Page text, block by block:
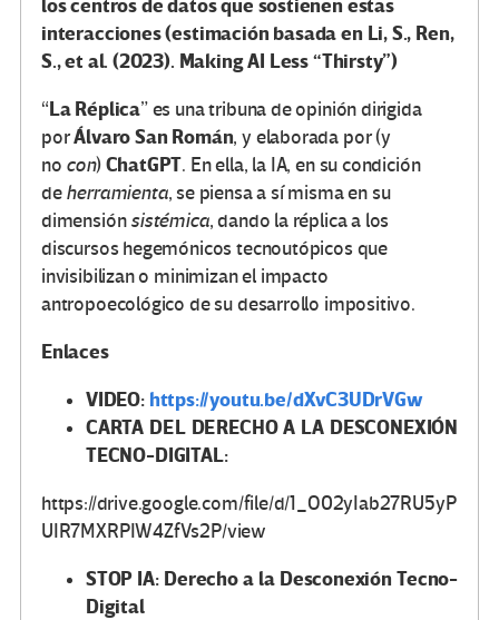
los centros de datos que sostienen estas
interacciones (estimación basada en Li, S., Ren,
S., et al. (2023). Making AI Less “Thirsty”)
“La Réplica” es una tribuna de opinión dirigida
porÁlvaro San Román, y elaborada por (y
no con)ChatGPT. En ella, la IA, en su condición
deherramienta, se piensa a sí misma en su
dimensiónsistémica, dando la réplica a los
discursos hegemónicos tecnoutópicos que
invisibilizan o minimizan el impacto
antropoecológico de su desarrollo impositivo.
Enlaces
VIDEO: https://youtu.be/dXvC3UDrVGw
CARTA DEL DERECHO A LA DESCONEXIÓN
TECNO-DIGITAL:
https://drive.google.com/file/d/1_O02yIab27RU5yP
UIR7MXRPIW4ZfVs2P/view
STOP IA: Derecho a la Desconexión Tecno-
Digital